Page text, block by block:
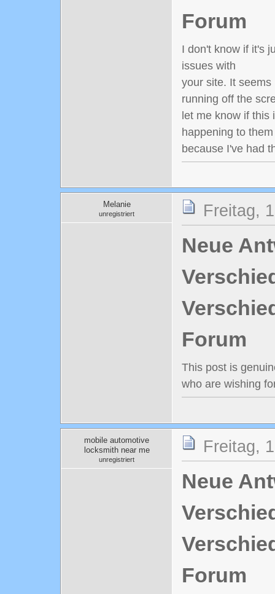
Forum
I don't know if it's
issues with
your site. It
running off the
let me know if this
happening to
because I've had
Melanie
unregistriert Freitag,
Neue
Forum
This post is
who are wishing
mobile automotive
locksmith near me
unregistriert
Freitag,
Neue
Forum